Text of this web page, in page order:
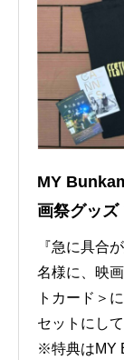
MY
画祭グッズ
『急に具合
名様に、映
トカード＞
セットにし
※特典はMY